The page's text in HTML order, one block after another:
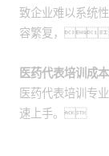
致企业难以系统
容繁复，
医药代表培训成
医药代表培训专
速上手。